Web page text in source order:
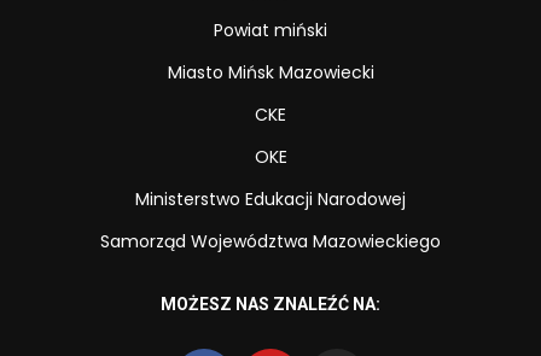
Powiat miński
Miasto Mińsk Mazowiecki
CKE
OKE
Ministerstwo Edukacji Narodowej
Samorząd Województwa Mazowieckiego
MOŻESZ NAS ZNALEŹĆ NA: